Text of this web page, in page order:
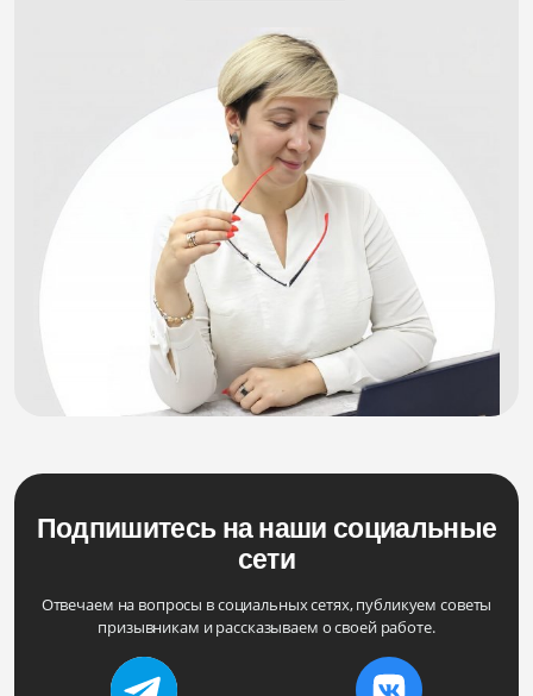
Подпишитесь на наши социальные
сети
Отвечаем на вопросы в социальных сетях, публикуем советы
призывникам и рассказываем о своей работе.